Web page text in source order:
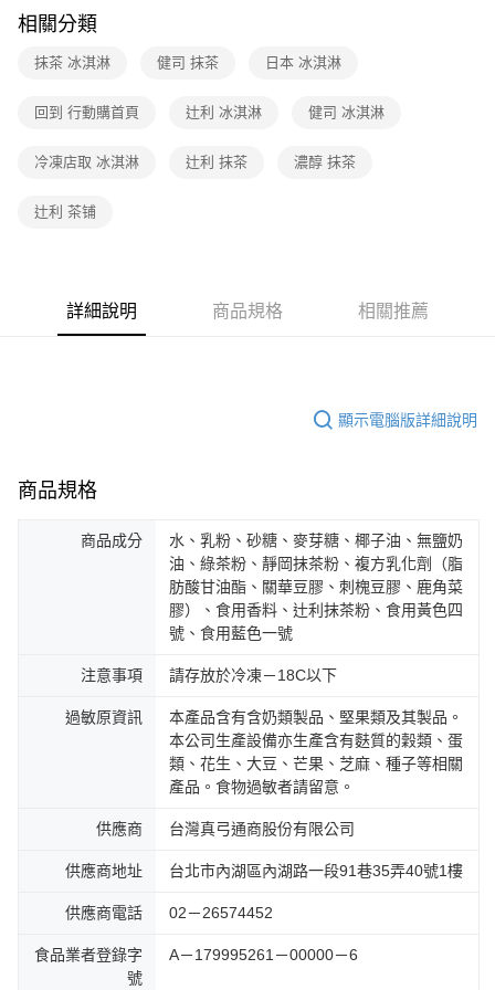
相關分類
抹茶 冰淇淋 健司 抹茶 日本 冰淇淋
回到 行動購首頁 辻利 冰淇淋 健司 冰淇淋
冷凍店取 冰淇淋 辻利 抹茶 濃醇 抹茶
辻利 茶铺
詳細說明 商品規格 相關推薦
顯示電腦版詳細說明
商品規格
商品成分
水、乳粉、砂糖、麥芽糖、椰子油、無鹽奶
油、綠茶粉、靜岡抹茶粉、複方乳化劑（脂
肪酸甘油酯、關華豆膠、刺槐豆膠、鹿角菜
膠）、食用香料、辻利抹茶粉、食用黃色四
號、食用藍色一號
注意事項 請存放於冷凍－18C以下
過敏原資訊
本產品含有含奶類製品、堅果類及其製品。
本公司生產設備亦生產含有麩質的穀類、蛋
類、花生、大豆、芒果、芝麻、種子等相關
產品。食物過敏者請留意。
供應商 台灣真弓通商股份有限公司
供應商地址 台北市內湖區內湖路一段91巷35弄40號1樓
供應商電話 02－26574452
食品業者登錄字
號
A－179995261－00000－6